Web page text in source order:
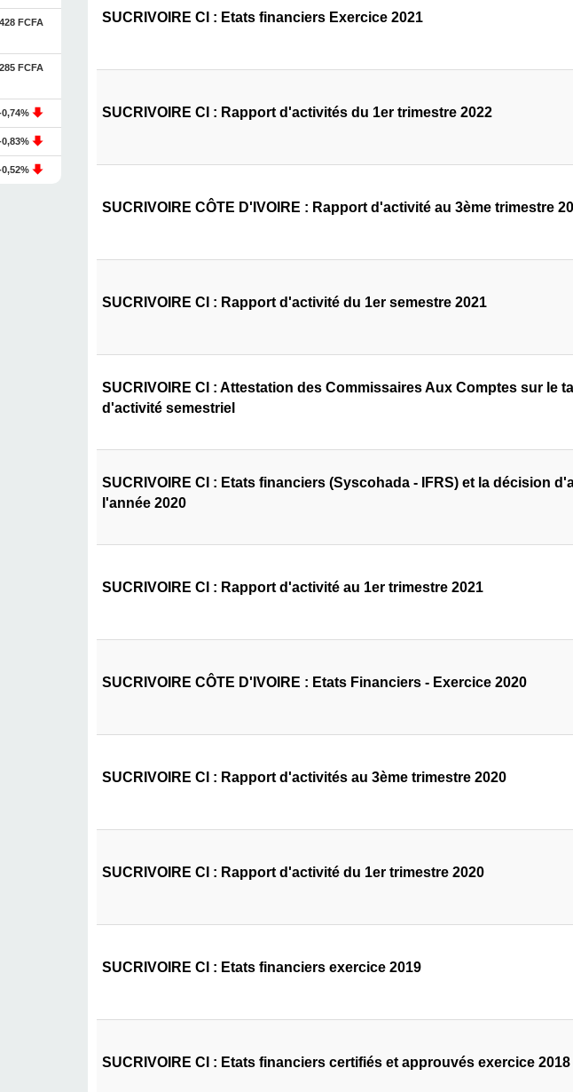
FCFA
FCFA
0,74%
0,83%
0,52%
SUCRIVOIRE CI : Etats financiers Exercice 2021
SUCRIVOIRE CI : Rapport d'activités du 1er trimestre 2022
SUCRIVOIRE CÔTE D'IVOIRE : Rapport d'activité au 3ème trimestre
SUCRIVOIRE CI : Rapport d'activité du 1er semestre 2021
SUCRIVOIRE CI : Attestation des Commissaires Aux Comptes sur le
d'activité semestriel
SUCRIVOIRE CI : Etats financiers (Syscohada - IFRS) et la décision
l'année 2020
SUCRIVOIRE CI : Rapport d'activité au 1er trimestre 2021
SUCRIVOIRE CÔTE D'IVOIRE : Etats Financiers - Exercice 2020
SUCRIVOIRE CI : Rapport d'activités au 3ème trimestre 2020
SUCRIVOIRE CI : Rapport d'activité du 1er trimestre 2020
SUCRIVOIRE CI : Etats financiers exercice 2019
SUCRIVOIRE CI : Etats financiers certifiés et approuvés exercice 2018